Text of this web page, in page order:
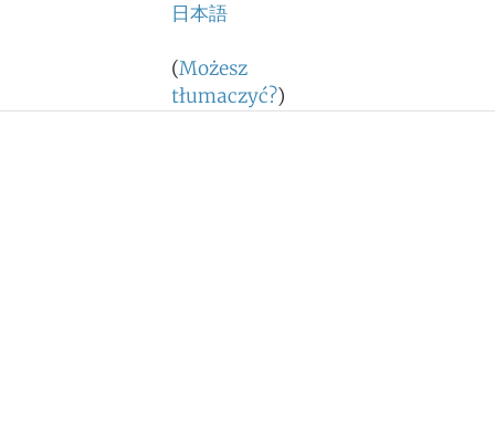
日本語
(Możesz
tłumaczyć?)